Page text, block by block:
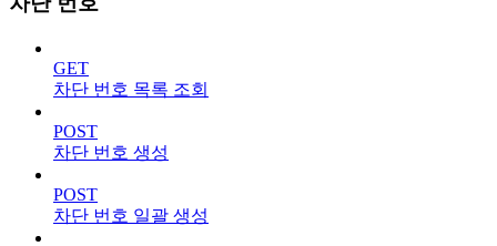
GET
차단 번호 목록 조회
POST
차단 번호 생성
POST
차단 번호 일괄 생성